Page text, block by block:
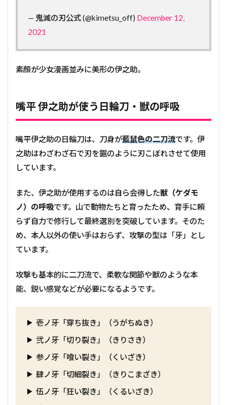
— 鬼滅の刃公式 (@kimetsu_off) December 12,
2021
素顔が少女漫画並みに美形の伊之助。
嘴平 伊之助が使う日輪刀・獣の呼吸
嘴平伊之助の日輪刀は、刀身が藍鼠色の二刀流です。伊
之助はわざわざ石で刃を鋸のように刃こぼれさせて使用
しています。
また、伊之助が使用するのは自ら会得した獣（ケダモ
ノ）の呼吸です。山で動物たちと育ったため、育手に頼
らず自力で修行して最終選別を突破しています。そのた
め、本人以外の使い手はおらず、攻撃の型は「牙」とし
ています。
攻撃も基本的に二刀流で、柔軟な関節や獣のような本
能、鋭い感覚などが必要になるようです。
壱ノ牙「穿ち抜き」（うがちぬき）
弐ノ牙「切り裂き」（きりさき）
参ノ牙「喰い裂き」（くいざき）
肆ノ牙「切細裂き」（きりこまざき）
伍ノ牙「狂い裂き」（くるいざき）